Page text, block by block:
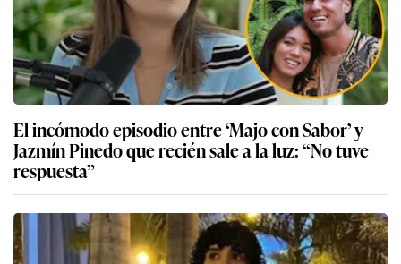
El incómodo episodio entre ‘Majo con Sabor’ y
Jazmín Pinedo que recién sale a la luz: “No tuve
respuesta”